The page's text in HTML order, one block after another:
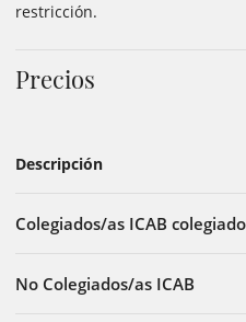
restricción.
Precios
Descripción
Colegiados/as ICAB
No Colegiados/as ICAB